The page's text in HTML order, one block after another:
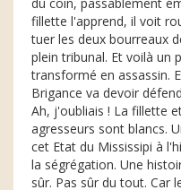
fillette l'apprend, il voit
tuer les deux bourreaux
plein tribunal. Et voilà un
transformé en assassin.
Brigance va devoir
Ah, j'oubliais ! La fillette
agresseurs sont blancs.
cet Etat du Mississipi à
la ségrégation. Une
sûr. Pas sûr du tout. Car